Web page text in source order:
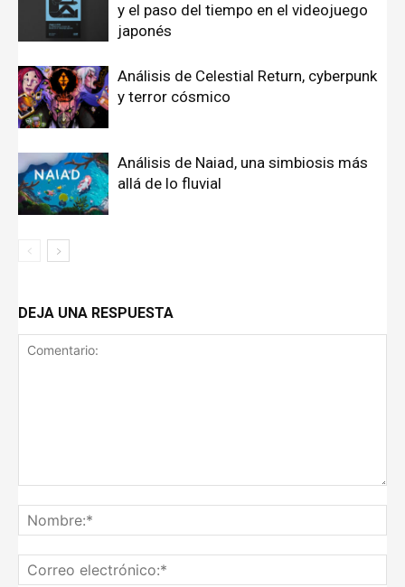
y el paso del tiempo en el videojuego
japonés
Análisis de Celestial Return, cyberpunk
y terror cósmico
Análisis de Naiad, una simbiosis más
allá de lo fluvial
DEJA UNA RESPUESTA